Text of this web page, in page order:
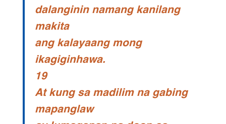
dalanginin namang kanilang
makita
ang kalayaang mong
ikagiginhawa.
19
At kung sa madilim na gabing
mapanglaw